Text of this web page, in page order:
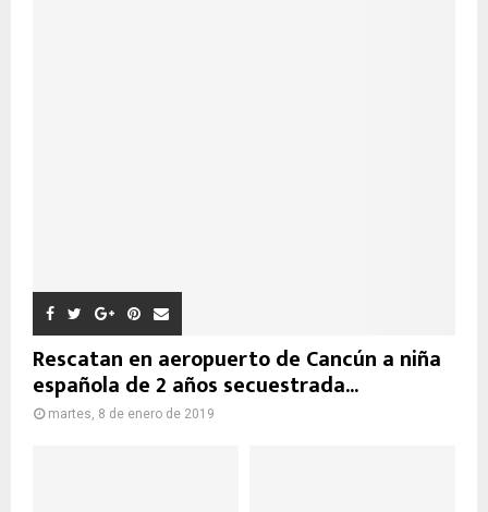
Rescatan en aeropuerto de Cancún a niña
española de 2 años secuestrada...
martes, 8 de enero de 2019